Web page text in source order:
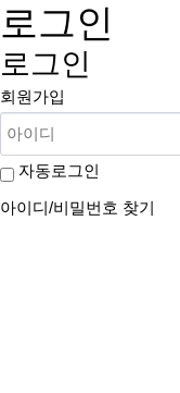
로그인
로그인
회원가입
자동로그인
아이디/비밀번호 찾기